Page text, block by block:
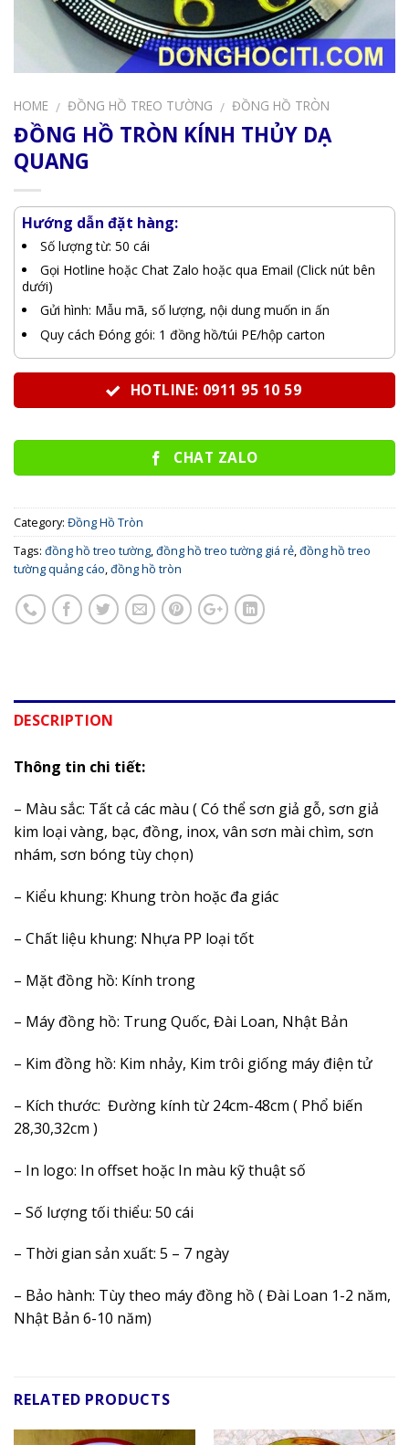
HOME / ĐỒNG HỒ TREO TƯỜNG / ĐỒNG HỒ TRÒN
ĐỒNG HỒ TRÒN KÍNH THỦY DẠ
QUANG
Hướng dẫn đặt hàng:
Số lượng từ: 50 cái
Gọi Hotline hoặc Chat Zalo hoặc qua Email (Click nút bên
dưới)
Gửi hình: Mẫu mã, số lượng, nội dung muốn in ấn
Quy cách Đóng gói: 1 đồng hồ/túi PE/hộp carton
HOTLINE: 0911 95 10 59
CHAT ZALO
Category: Đồng Hồ Tròn
Tags: đồng hồ treo tường,đồng hồ treo tường giá rẻ,đồng hồ treo
tường quảng cáo,đồng hồ tròn
DESCRIPTION
Thông tin chi tiết:
– Màu sắc: Tất cả các màu ( Có thể sơn giả gỗ, sơn giả
kim loại vàng, bạc, đồng, inox, vân sơn mài chìm, sơn
nhám, sơn bóng tùy chọn)
– Kiểu khung: Khung tròn hoặc đa giác
– Chất liệu khung: Nhựa PP loại tốt
– Mặt đồng hồ: Kính trong
– Máy đồng hồ: Trung Quốc, Đài Loan, Nhật Bản
– Kim đồng hồ: Kim nhảy, Kim trôi giống máy điện tử
– Kích thước: Đường kính từ 24cm-48cm ( Phổ biến
28,30,32cm )
– In logo: In offset hoặc In màu kỹ thuật số
– Số lượng tối thiểu: 50 cái
– Thời gian sản xuất: 5 – 7 ngày
– Bảo hành: Tùy theo máy đồng hồ ( Đài Loan 1-2 năm,
Nhật Bản 6-10 năm)
RELATED PRODUCTS